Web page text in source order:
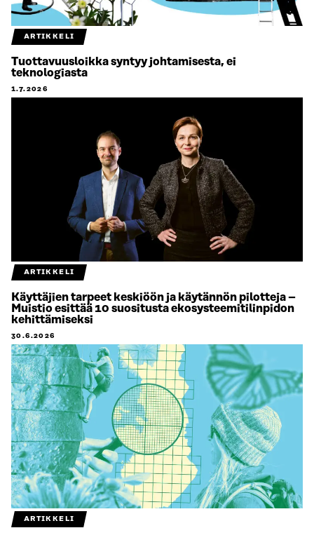
ARTIKKELI
Tuottavuusloikka syntyy johtamisesta, ei
teknologiasta
1.7.2026
ARTIKKELI
Käyttäjien tarpeet keskiöön ja käytännön pilotteja –
Muistio esittää 10 suositusta ekosysteemitilinpidon
kehittämiseksi
30.6.2026
ARTIKKELI